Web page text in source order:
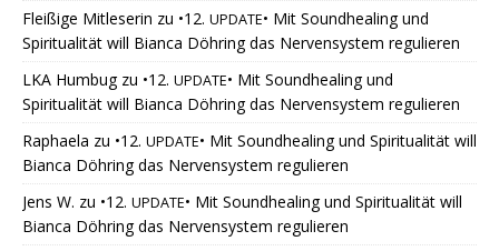
Fleißige Mitleserin zu •12. UPDATE• Mit Soundhealing und
Spiritualität will Bianca Döhring das Nervensystem regulieren
LKA Humbugzu •12. UPDATE• Mit Soundhealing und
Spiritualität will Bianca Döhring das Nervensystem regulieren
Raphaela zu •12. UPDATE• Mit Soundhealing und Spiritualität will
Bianca Döhring das Nervensystem regulieren
Jens W. zu •12. UPDATE• Mit Soundhealing und Spiritualität will
Bianca Döhring das Nervensystem regulieren